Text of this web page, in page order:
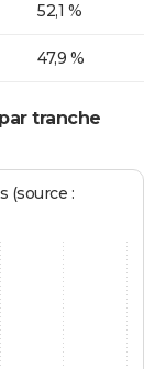
52,1 %
47,9 %
tranche
(source :